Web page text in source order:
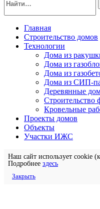
Главная
Строительство домов
Технологии
Дома из
Дома из
Дома из
Дома из СИП-
Деревянные
Строительство
Кровельные
Проекты домов
Объекты
Участки ИЖС
Наш сайт использует cookie
Подробнее здесь
Закрыть